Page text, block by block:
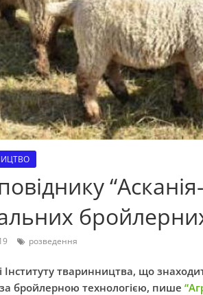
розведення
Інституту тваринництва, що
за бройлерною технологією, пише